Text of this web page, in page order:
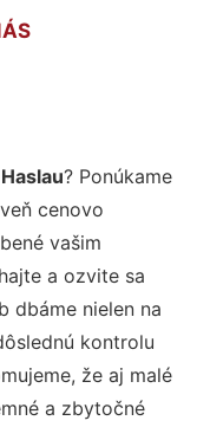
? Ponúkame
cenovo
vašim
a ozvite sa
dbáme nielen na
kontrolu
že aj malé
a zbytočné